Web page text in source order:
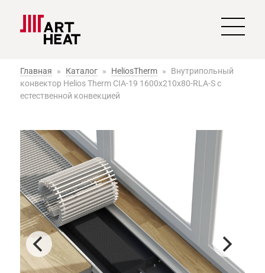
Главная » Каталог » HeliosTherm »
Внутрипольный
конвектор Helios Therm CIA-19 1600x210x80-RLA-S с
естественной конвекцией